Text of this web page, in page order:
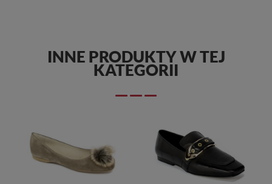
INNE PRODUKTY W TEJ
KATEGORII